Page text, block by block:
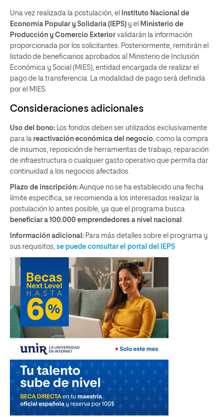
Una vez realizada la postulación, el
Instituto Nacional de
Economía Popular y Solidaria (IEPS) y el Ministerio de
Producción y Comercio Exterior validarán la información
proporcionada por los solicitantes. Posteriormente, remitirán el
listado de beneficiarios aprobados al Ministerio de Inclusión
Económica y Social (MIES), entidad encargada de realizar el
pago de la transferencia. La modalidad de pago será definida
por el MIES. ​
Consideraciones adicionales
Uso del bono: Los fondos deben ser utilizados exclusivamente
para la reactivación económica del negocio, como la compra
de insumos, reposición de herramientas de trabajo, reparación
de infraestructura o cualquier gasto operativo que permita dar
continuidad a los negocios afectados. ​
Plazo de inscripción: Aunque no se ha establecido una fecha
límite específica, se recomienda a los interesados realizar la
postulación lo antes posible, ya que el programa busca
beneficiar a 100.000 emprendedores a nivel nacional . ​
Información adicional: Para más detalles sobre el programa y
sus requisitos, se puede consultar el portal del IEPS